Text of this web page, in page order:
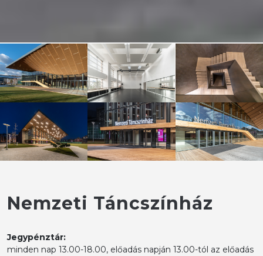
Nemzeti Táncszínház
Jegypénztár:
minden nap 13.00-18.00, előadás napján 13.00-tól az előadás